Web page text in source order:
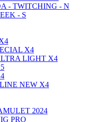
- TWITCHING - N
- S
X4
LIGHT X4
NEW X4
2024
PRO